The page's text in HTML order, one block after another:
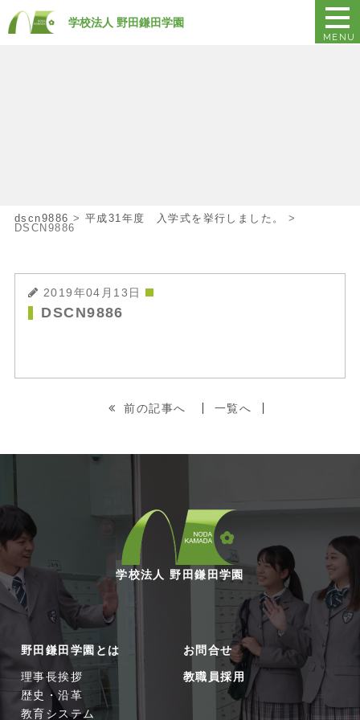
学校法人 野田鎌田学園
MENU
dscn9886 > 平成31年度 入学式を挙行しました。
>
DSCN9886
2019年04月13日
DSCN9886
前の記事へ 一覧へ
学校法人 野田鎌田学園
野田鎌田学園とは
理事長挨拶
歴史・沿革
教育システム
お問合せ
教職員採用